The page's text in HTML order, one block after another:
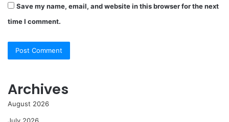
Save my name, email, and website in this browser for the next
time I comment.
Archives
August 2026
July 2026